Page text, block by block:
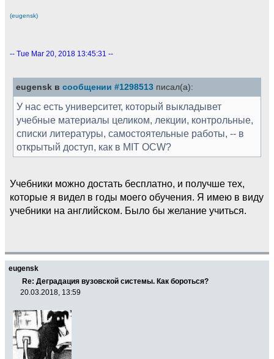
(eugensk)
-- Tue Mar 20, 2018 13:45:31 --
eugensk в сообщении #1298513 писал(а):
У нас есть университет, который выкладывет
учебные материалы целиком, лекции, контрольные,
списки литературы, самостоятельные работы, -- в
открытый доступ, как в MIT OCW?
Учебники можно достать бесплатно, и получше тех,
которые я видел в годы моего обучения. Я имею в виду
учебники на английском. Было бы желание учиться.
eugensk
Re: Деградация вузовской системы. Как бороться?
20.03.2018, 13:59